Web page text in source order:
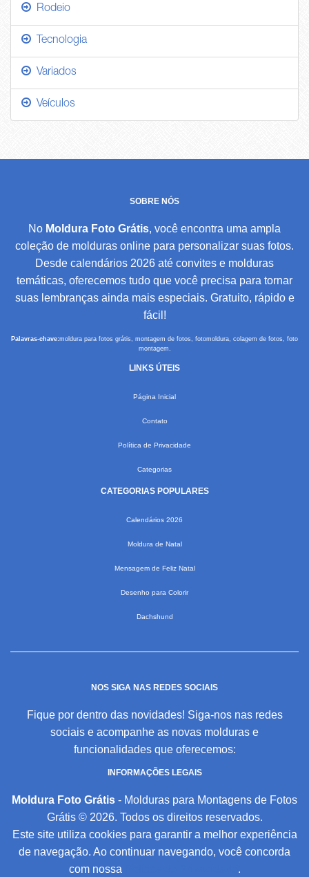
Rodeio
Tecnologia
Variados
Veículos
SOBRE NÓS
No Moldura Foto Grátis, você encontra uma ampla
coleção de molduras online para personalizar suas fotos.
Desde calendários 2026 até convites e molduras
temáticas, oferecemos tudo que você precisa para tornar
suas lembranças ainda mais especiais. Gratuito, rápido e
fácil!
Palavras-chave:moldura para fotos grátis, montagem de fotos, fotomoldura, colagem de fotos, foto
montagem.
LINKS ÚTEIS
Página Inicial
Contato
Política de Privacidade
Categorias
CATEGORIAS POPULARES
Calendários 2026
Moldura de Natal
Mensagem de Feliz Natal
Desenho para Colorir
Dachshund
NOS SIGA NAS REDES SOCIAIS
Fique por dentro das novidades! Siga-nos nas redes
sociais e acompanhe as novas molduras e
funcionalidades que oferecemos:
INFORMAÇÕES LEGAIS
Moldura Foto Grátis - Molduras para Montagens de Fotos
Grátis © 2026. Todos os direitos reservados.
Este site utiliza cookies para garantir a melhor experiência
de navegação. Ao continuar navegando, você concorda
com nossa
.